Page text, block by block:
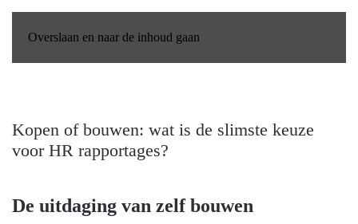
Overslaan en naar de inhoud gaan
Kopen of bouwen: wat is de slimste keuze
voor HR rapportages?
De uitdaging van zelf bouwen